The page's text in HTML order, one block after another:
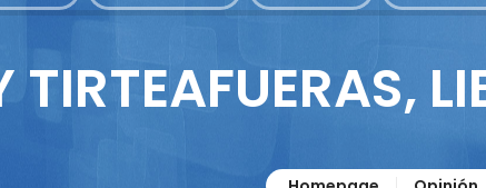
TIRTEAFUERAS,